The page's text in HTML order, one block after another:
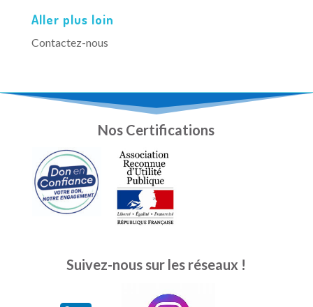
Aller plus loin
Contactez-nous
Nos Certifications
Suivez-nous sur les réseaux !